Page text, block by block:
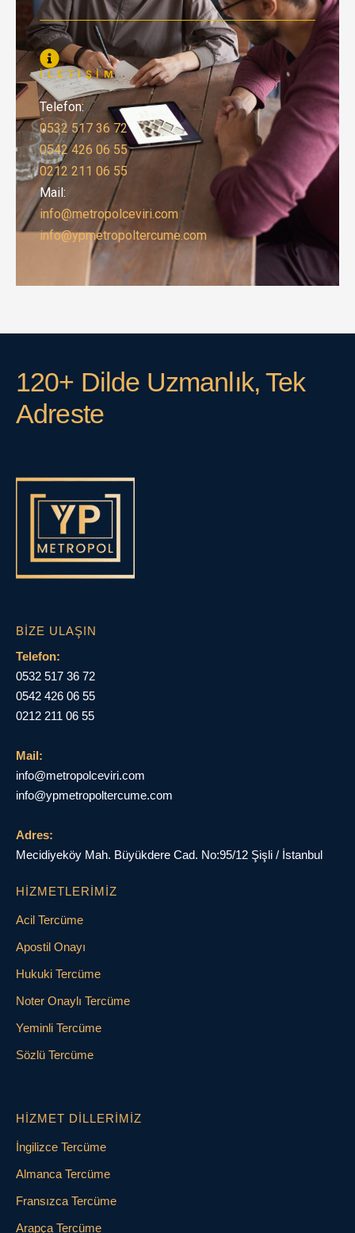
İLETIŞIM
Telefon:
0532 517 36 72
0542 426 06 55
0212 211 06 55
Mail:
info@metropolceviri.com
info@ypmetropoltercume.com
120+ Dilde Uzmanlık, Tek
Adreste
BIZE ULAŞIN
Telefon:
0532 517 36 72
0542 426 06 55
0212 211 06 55
Mail:
info@metropolceviri.com
info@ypmetropoltercume.com
Adres:
Mecidiyeköy Mah. Büyükdere Cad. No:95/12 Şişli / İstanbul
HIZMETLERIMIZ
Acil Tercüme
Apostil Onayı
Hukuki Tercüme
Noter Onaylı Tercüme
Yeminli Tercüme
Sözlü Tercüme
HIZMET DILLERIMIZ
İngilizce Tercüme
Almanca Tercüme
Fransızca Tercüme
Arapça Tercüme